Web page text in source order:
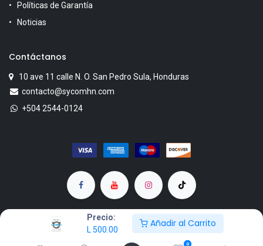
Precio:
L 500.00
Añadir al Carrito
0
Políticas de Garantía
Noticias
Contáctanos
10 ave 11 calle N. O. San Pedro Sula, Honduras
contacto@sycomhn.com
+504 2544-0124
Copyright © SYCOM